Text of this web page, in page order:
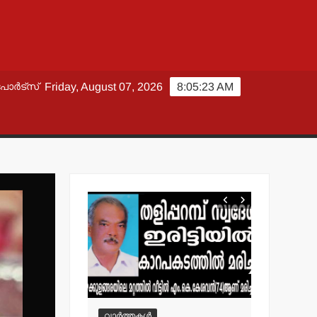
8:05:24 AM
Friday, August 07, 2026